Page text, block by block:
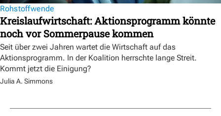
Rohstoffwende
Kreislaufwirtschaft: Aktionsprogramm könnte
noch vor Sommerpause kommen
Seit über zwei Jahren wartet die Wirtschaft auf das
Aktionsprogramm. In der Koalition herrschte lange Streit.
Kommt jetzt die Einigung?
Julia A. Simmons